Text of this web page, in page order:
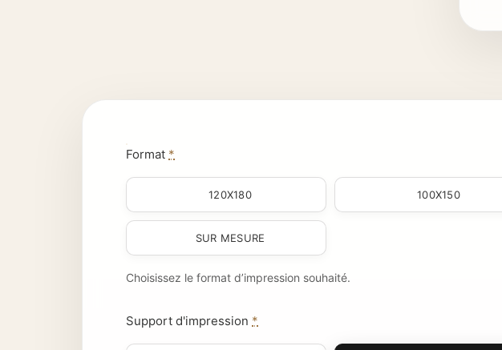
Format *
120X180 100X150
SUR MESURE
Choisissez le format d’impression souhaité.
Support d'impression *